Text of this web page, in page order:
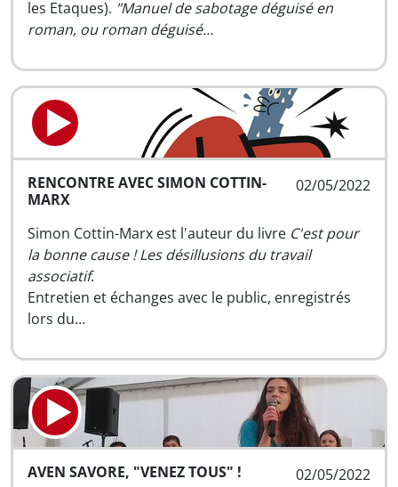
les Etaques). "Manuel de sabotage déguisé en
roman, ou roman déguisé…
02/05/2022
RENCONTRE AVEC SIMON COTTIN-
MARX
Simon Cottin-Marx est l'auteur du livre C'est pour
la bonne cause ! Les désillusions du travail
associatif.
Entretien et échanges avec le public, enregistrés
lors du…
02/05/2022
AVEN SAVORE, "VENEZ TOUS" !